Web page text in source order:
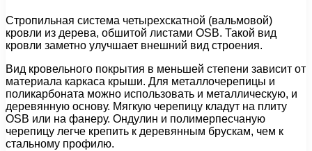
Стропильная система четырехскатной (вальмовой)
кровли из дерева, обшитой листами OSB. Такой вид
кровли заметно улучшает внешний вид строения.
Вид кровельного покрытия в меньшей степени зависит от
материала каркаса крыши. Для металлочерепицы и
поликарбоната можно использовать и металлическую, и
деревянную основу. Мягкую черепицу кладут на плиту
OSB или на фанеру. Ондулин и полимерпесчаную
черепицу легче крепить к деревянным брускам, чем к
стальному профилю.